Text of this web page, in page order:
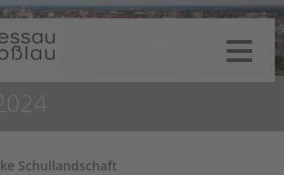
Schullandschaft